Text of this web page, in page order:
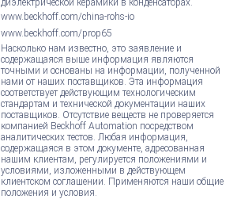
www.beckhoff.com/china-rohs-io
www.beckhoff.com/prop65
Насколько нам известно, это заявление и
содержащаяся выше информация являются
точными и основаны на информации, полученной
нами от наших поставщиков. Эта информация
соответствует действующим технологическим
стандартам и технической документации наших
поставщиков. Отсутствие веществ не проверяется
компанией Beckhoff Automation посредством
аналитических тестов. Любая информация,
содержащаяся в этом документе, адресованная
нашим клиентам, регулируется положениями и
условиями, изложенными в действующем
клиентском соглашении. Применяются наши общие
положения и условия.